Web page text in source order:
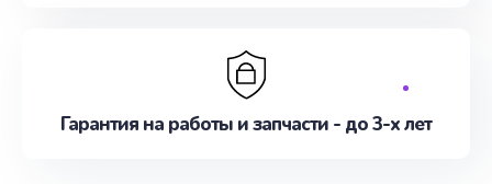
Гарантия на работы и запчасти - до 3-х лет